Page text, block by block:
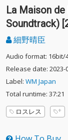
La Maison
Soundtrack)
細野晴臣
Audio format: 16bit/
Release date: 2023-
Label: WM Japan
Total runtime: 37:21
ロスレス